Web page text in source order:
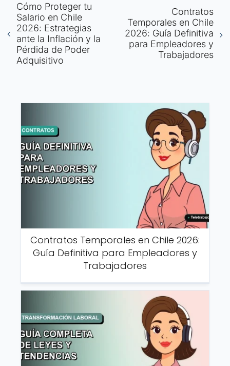
Cómo Proteger tu
Salario en Chile
2026: Estrategias
ante la Inflación y la
Pérdida de Poder
Adquisitivo
Contratos
Temporales en Chile
2026: Guía Definitiva
para Empleadores y
Trabajadores
Contratos Temporales en Chile 2026:
Guía Definitiva para Empleadores y
Trabajadores